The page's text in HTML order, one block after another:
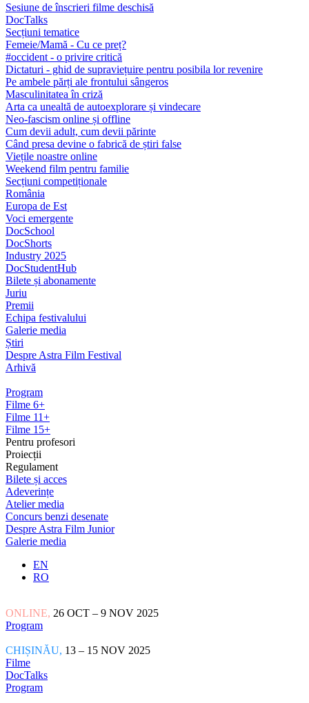
Sesiune de înscrieri filme deschisă
DocTalks
Secțiuni tematice
Femeie/Mamă - Cu ce preț?
#occident - o privire critică
Dictaturi - ghid de supraviețuire pentru posibila lor revenire
Pe ambele părți ale frontului sângeros
Masculinitatea în criză
Arta ca unealtă de autoexplorare și vindecare
Neo-fascism online și offline
Cum devii adult, cum devii părinte
Când presa devine o fabrică de știri false
Viețile noastre online
Weekend film pentru familie
Secțiuni competiționale
România
Europa de Est
Voci emergente
DocSchool
DocShorts
Industry 2025
DocStudentHub
Bilete și abonamente
Juriu
Premii
Echipa festivalului
Galerie media
Știri
Despre Astra Film Festival
Arhivă
Program
Filme 6+
Filme 11+
Filme 15+
Pentru profesori
Proiecții
Regulament
Bilete și acces
Adeverințe
Atelier media
Concurs benzi desenate
Despre Astra Film Junior
Galerie media
EN
RO
ONLINE, 26 OCT – 9 NOV 2025
Program
CHIȘINĂU, 13 – 15 NOV 2025
Filme
DocTalks
Program